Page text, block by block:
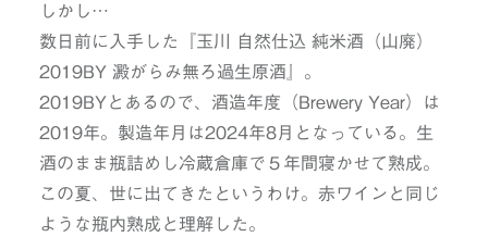
しかし…
数日前に入手した『玉川 自然仕込 純米酒（山廃）
2019BY 澱がらみ無ろ過生原酒』。
2019BYとあるので、酒造年度（Brewery Year）は
2019年。製造年月は2024年8月となっている。生
酒のまま瓶詰めし冷蔵倉庫で５年間寝かせて熟成。
この夏、世に出てきたというわけ。赤ワインと同じ
ような瓶内熟成と理解した。